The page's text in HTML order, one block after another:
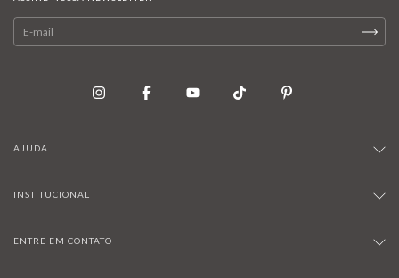
AJUDA
INSTITUCIONAL
ENTRE EM CONTATO